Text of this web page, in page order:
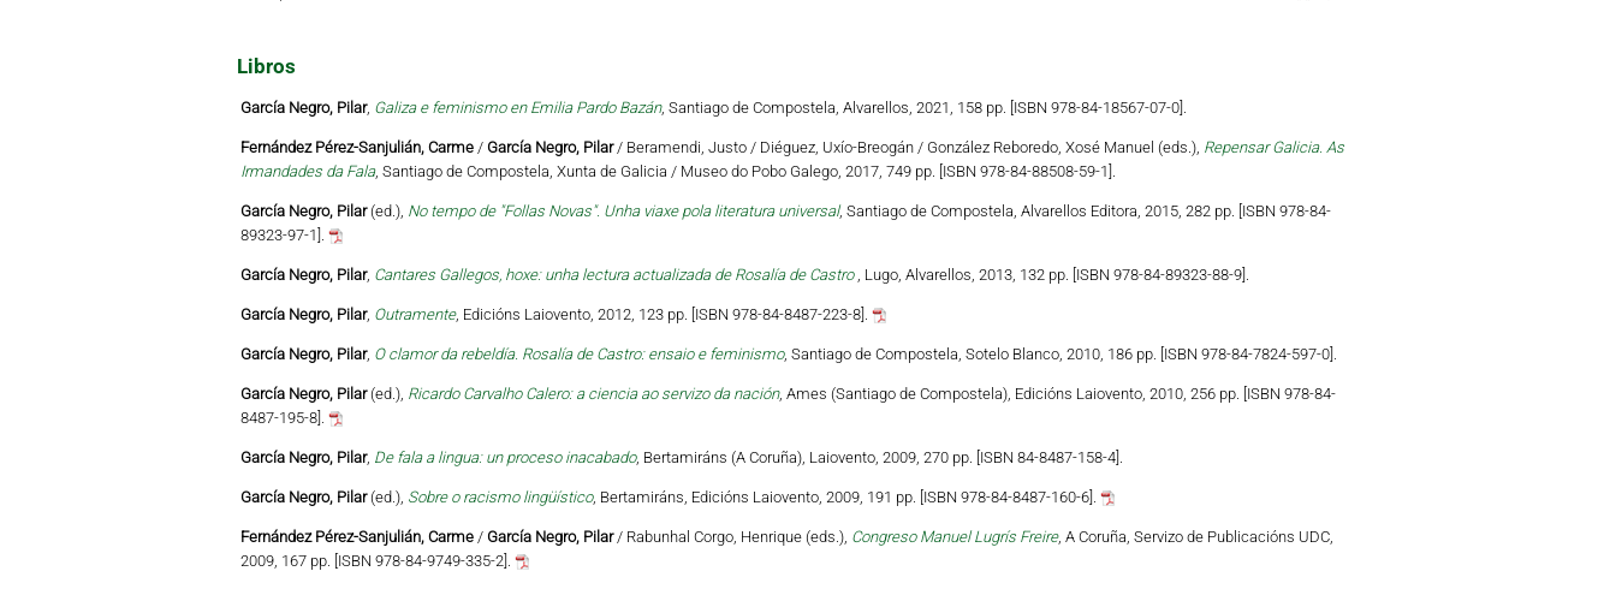
Libros
García Negro, Pilar, Galiza e feminismo en Emilia Pardo Bazán, Santiago de Compostela, Alvarellos, 2021, 158 pp. [ISBN 978-84-18567-07-0].
Fernández Pérez-Sanjulián, Carme/ García Negro, Pilar/ Beramendi, Justo / Diéguez, Uxío-Breogán / González Reboredo, Xosé Manuel (eds.), Repensar Galicia. As
Irmandades da Fala, Santiago de Compostela, Xunta de Galicia / Museo do Pobo Galego, 2017, 749 pp. [ISBN 978-84-88508-59-1].
García Negro, Pilar(ed.), No tempo de "Follas Novas". Unha viaxe pola literatura universal, Santiago de Compostela, Alvarellos Editora, 2015, 282 pp. [ISBN 978-84-
89323-97-1].
García Negro, Pilar, Cantares Gallegos, hoxe: unha lectura actualizada de Rosalía de Castro , Lugo, Alvarellos, 2013, 132 pp. [ISBN 978-84-89323-88-9].
García Negro, Pilar, Outramente, Edicións Laiovento, 2012, 123 pp. [ISBN 978-84-8487-223-8].
García Negro, Pilar, O clamor da rebeldía. Rosalía de Castro: ensaio e feminismo, Santiago de Compostela, Sotelo Blanco, 2010, 186 pp. [ISBN 978-84-7824-597-0].
García Negro, Pilar(ed.), Ricardo Carvalho Calero: a ciencia ao servizo da nación, Ames (Santiago de Compostela), Edicións Laiovento, 2010, 256 pp. [ISBN 978-84-
8487-195-8].
García Negro, Pilar, De fala a lingua: un proceso inacabado, Bertamiráns (A Coruña), Laiovento, 2009, 270 pp. [ISBN 84-8487-158-4].
García Negro, Pilar(ed.), Sobre o racismo lingüístico, Bertamiráns, Edicións Laiovento, 2009, 191 pp. [ISBN 978-84-8487-160-6].
Fernández Pérez-Sanjulián, Carme/ García Negro, Pilar/ Rabunhal Corgo, Henrique (eds.), Congreso Manuel Lugrís Freire, A Coruña, Servizo de Publicacións UDC,
2009, 167 pp. [ISBN 978-84-9749-335-2].